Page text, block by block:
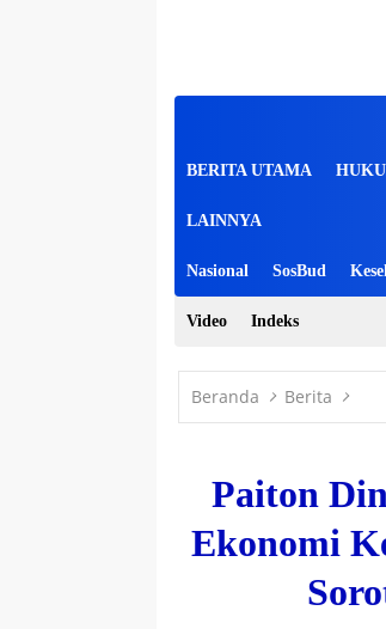
BERITA UTAMA
LAINNYA
Nasional SosBud
Video Indeks
Beranda Berita
Paiton
Ekonomi